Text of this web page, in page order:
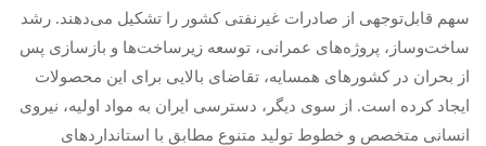
سهم قابل‌توجهی از صادرات غیرنفتی کشور را تشکیل می‌دهند. رشد
ساخت‌وساز، پروژه‌های عمرانی، توسعه زیرساخت‌ها و بازسازی پس
از بحران در کشورهای همسایه، تقاضای بالایی برای این محصولات
ایجاد کرده است. از سوی دیگر، دسترسی ایران به مواد اولیه، نیروی
انسانی متخصص و خطوط تولید متنوع مطابق با استانداردهای